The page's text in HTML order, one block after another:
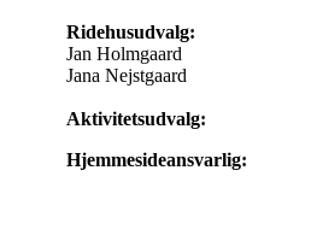
Ridehusudvalg:
Jan Holmgaard
Jana Nejstgaard
Aktivitetsudvalg:
Hjemmesideansvarlig: